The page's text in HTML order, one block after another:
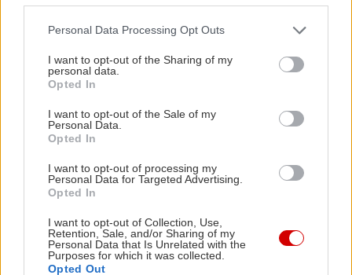
Please note that this website/app uses one or more Google
not limited to your visit or usage behaviour. You may click to
grant or deny consent to Google and its third-party tags to
use your data for below specified purposes in below Google
consent section.
Personal Data Processing Opt Outs
I want to opt-out of the Sharing of my
personal data.
Opted In
I want to opt-out of the Sale of my
Personal Data.
Opted In
I want to opt-out of processing my
Personal Data for Targeted Advertising.
Opted In
I want to opt-out of Collection, Use,
Retention, Sale, and/or Sharing of my
Personal Data that Is Unrelated with the
Purposes for which it was collected.
Opted Out